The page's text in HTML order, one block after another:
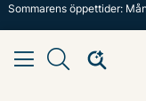
Sommarens öppettider: